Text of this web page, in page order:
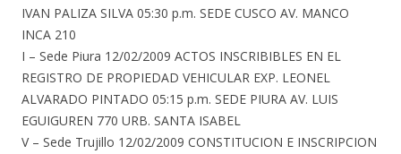
IVAN PALIZA SILVA 05:30 p.m. SEDE CUSCO AV. MANCO
INCA 210
I – Sede Piura 12/02/2009 ACTOS INSCRIBIBLES EN EL
REGISTRO DE PROPIEDAD VEHICULAR EXP. LEONEL
ALVARADO PINTADO 05:15 p.m. SEDE PIURA AV. LUIS
EGUIGUREN 770 URB. SANTA ISABEL
V – Sede Trujillo 12/02/2009 CONSTITUCION E INSCRIPCION